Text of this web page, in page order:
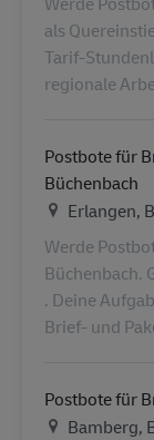
als
Tarif-
regionale
Postbote für
Büchenbach
Erlangen,
Werde
Büchenbach.
. Deine
Brief- und
Postbote für
Bamberg,